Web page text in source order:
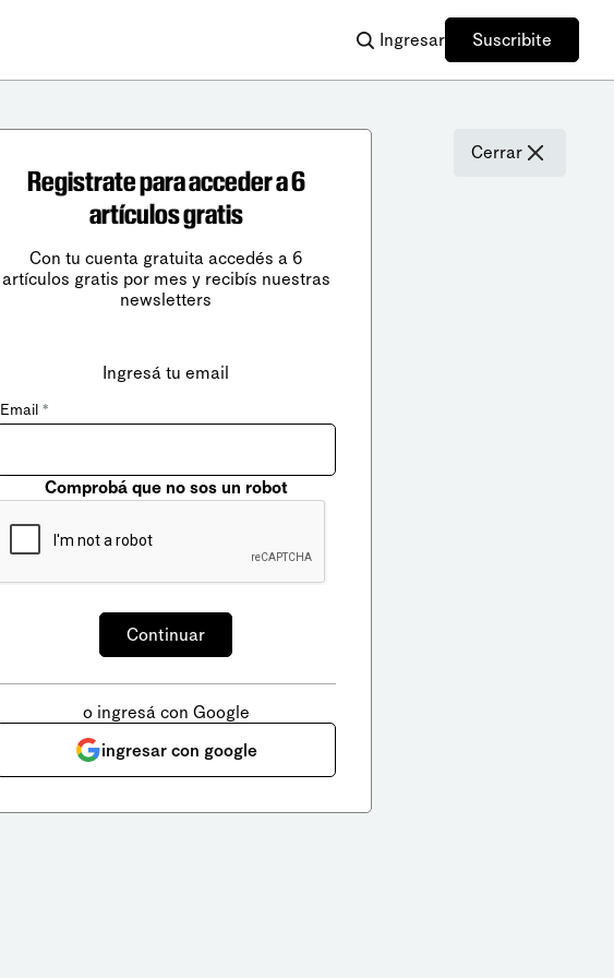
Ingresar Suscribite
Cerrar
Registrate para acceder a 6
artículos gratis
Con tu cuenta gratuita accedés a 6
artículos gratis por mes y recibís nuestras
newsletters
Ingresá tu email
Email *
Comprobá que no sos un robot
o ingresá con Google
ingresar con google